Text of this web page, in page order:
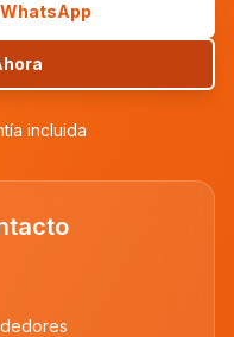
incluida